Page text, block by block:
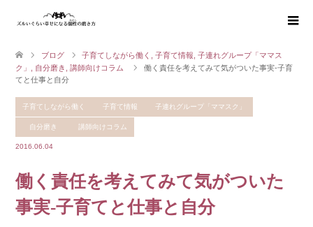
ブログ 子育てしながら働く 子育て情報 子連れグループ「ママス
ク」
自分磨き 講師向けコラム
働く責任を考えてみて気がついた事実-子育
てと仕事と自分
子育てしながら働く 子育て情報 子連れグループ「ママスク」
自分磨き 講師向けコラム
2016.06.04
働く責任を考えてみて気がついた
事実-子育てと仕事と自分